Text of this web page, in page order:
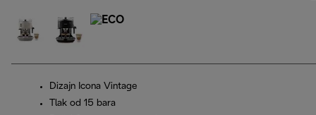
Dizajn Icona Vintage
Tlak od 15 bara